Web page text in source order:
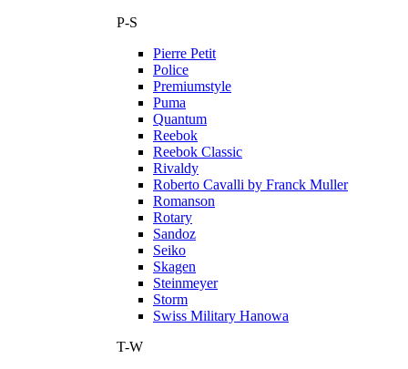
P-S
Pierre Petit
Police
Premiumstyle
Puma
Quantum
Reebok
Reebok Classic
Rivaldy
Roberto Cavalli by Franck Muller
Romanson
Rotary
Sandoz
Seiko
Skagen
Steinmeyer
Storm
Swiss Military Hanowa
T-W